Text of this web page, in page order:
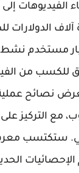
الفيديوهات
آلاف
للكسب من
نصائح عملية
مع التركيز
ستكتسب